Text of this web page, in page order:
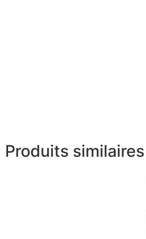
Produits similaires